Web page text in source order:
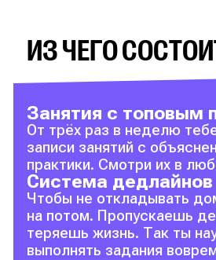
ИЗ ЧЕГО
Занятия с топовым
От трёх раз в неделю
записи занятий с
практики. Смотри их в
Система
Чтобы не откладывать
на потом. Пропускаешь
теряешь жизнь. Так ты
выполнять задания